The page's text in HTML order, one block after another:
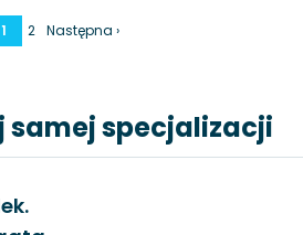
1 2 Następna ›
samej specjalizacji